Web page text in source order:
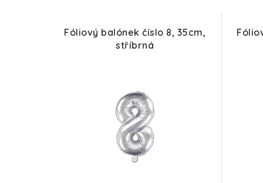
Fóliový balónek číslo 8, 35cm,
stříbrná